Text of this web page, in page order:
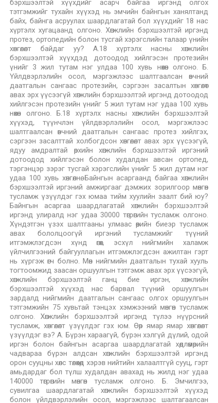
бэрхшээлтэй хүүхдийг асарч байгаа иргэнд олгох
тэтгэмжийг тухайн хүүхэд нь эмчийн байнгын ханялтанд
байх, байнга асруулах шаардлагатай бол хүүхдийг 18 нас
хүртэлх хугацаанд олгоно. Хөгжлийн бэрхшээлтэй иргэнд
протез, ортопедийн болон тусгай хэрэгслийн талаар үнийн
хөнгөлөлт байдаг уу? А.18 хүртэлх насны хөгжлийн
бэрхшээлтэй хүүхдэд дотоодод хийлгэсэн протезийн
үнийг 3 жил тутам нэг улдаа 100 хувь нөхөн олгоно. Б.
Үйлдвэрлэлийн осол, мэргэжлээс шалтгаалсан өвчний
даатгалын сангаас протезийн, сэргээн засалтын хөнгөлөт
авах эрх үүсээгүй хөгжлийн бэрхшээлтэй иргэнд дотоодод
хийлгэсэн протезийн үнийг 5 жил тутам нэг удаа 100 хувь
нөхөн олгоно. Б.18 хүртэлх насны хөгжлийн бэрхшээлтэй
хүүхэд, түүнчлэн үйлдвэрлэлийн осол, мэргэжлээс
шалтгаалсан өвчний даатгалын сангаас протез хийлгэх,
сэргээн засалттай холбогдсон хөнгөлөлт авах эрх үүсээгүй,
ядуу амдралтай өрхийн хөгжлийн бэрхшээлтэй иргэний
дотоодод хийлгэсэн болон худалдан авсан ортопед,
тэргэнцэр зэрэг тусгай хэрэгслийн үнийг 5 жил дутам нэг
удаа 100 хувь хөнгөлнө. Байнгын асаргаанд байгаа хөгжлийн
бэрхшээлтэй иргэний амжиргааг дэмжих зорилгоор мөнгөн
тусламж үзүүлдэг гэх юмаа тийм хуулийн заалт бий юу?
Байнгын асаргаа шаардлагатай хөгжлийн бэрхшээлтэй
иргэнд улиралд нэг удаа 30000 төгрөгийн тусламж олгоно.
Хүндэтгэн үзэх шалтгааны улмаас өөрийн биеэр тусламж
авах бололцоогүй иргэний тусламжийг түүний
итгэмжлэгдсэн хүнд өгөх, эсхүл нийгмийн халамж
үйлчилгээний байгууллагын итгэмжлэгдсэн ажилтан гэрт
нь хүргэж өгч болно. Мөн нийгмийн даатгалын тухай хууль
тогтоомжид заасан оршуулгын тэтгэмж авах эрх үүсээгүй,
хөгжлийн бэрхшээлтэй ганц бие иргэн, хөгжлийн
бэрхшээлтэй хүүхэд нас барвал түүний оршуулгын
зардалд нийгмийн даатгалын сангаас олгох оршуулгын
тэтгэмжийн 75 хувьтай тэнцэх хэмжээний мөнгөн тусламж
олгоно. Хөгжлийн бэрхшээлтэй иргэнд түлээ нүүрсний
тусламж, хөнгөлөлт үзүүлдэг гэх юм. Өөр ямар ямар хөнгөлөлт
үзүүлдэг вэ? А. Бүрэн хараагүй, бүрэн хэлгүй дүлий, одой
иргэн болон байнгын асаргаа шаардлагатай хөдлөмөрийн
чадвараа бүрэн алдсан хөгжлийн бэрхшээлтэй иргэнд
орон сууцны хөлс төлөхөд хэрэв нийтийн халаалтгүй сууц, гэрт
амьдардаг бол түлш худалдан авахад нь жилд нэг удаа
140000 төгрөгийн мөнгөн тусламж олгоно. Б. Эмчилгээ,
сувилгаа шаардлагатай хөгжлийн бэрхшээлтэй хүүхэд
болон үйлдвэрлэлийн осол, мэргэжлээс шалтагаалсан